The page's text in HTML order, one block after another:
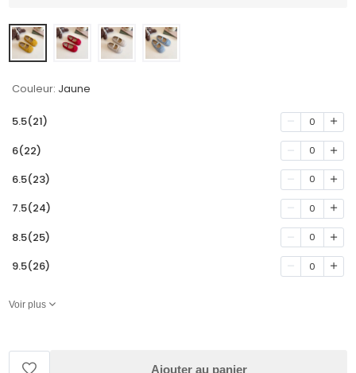
Couleur: Jaune
5.5(21) 0
6(22) 0
6.5(23) 0
7.5(24) 0
8.5(25) 0
9.5(26) 0
Voir plus
Ajouter au panier